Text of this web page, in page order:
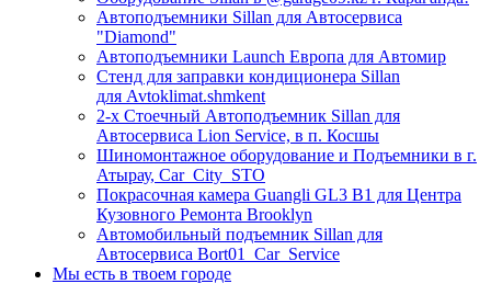
Автоподъемники Sillan для Автосервиса
"Diamond"
Автоподъемники Launch Европа для Автомир
Стенд для заправки кондиционера Sillan
для Avtoklimat.shmkent
2-х Стоечный Автоподъемник Sillan для
Автосервиса Lion Service, в п. Косшы
Шиномонтажное оборудование и Подъемники в г.
Атырау, Car_City_STO
Покрасочная камера Guangli GL3 B1 для Центра
Кузовного Ремонта Brooklyn
Автомобильный подъемник Sillan для
Автосервиса Bort01_Car_Service
Мы есть в твоем городе